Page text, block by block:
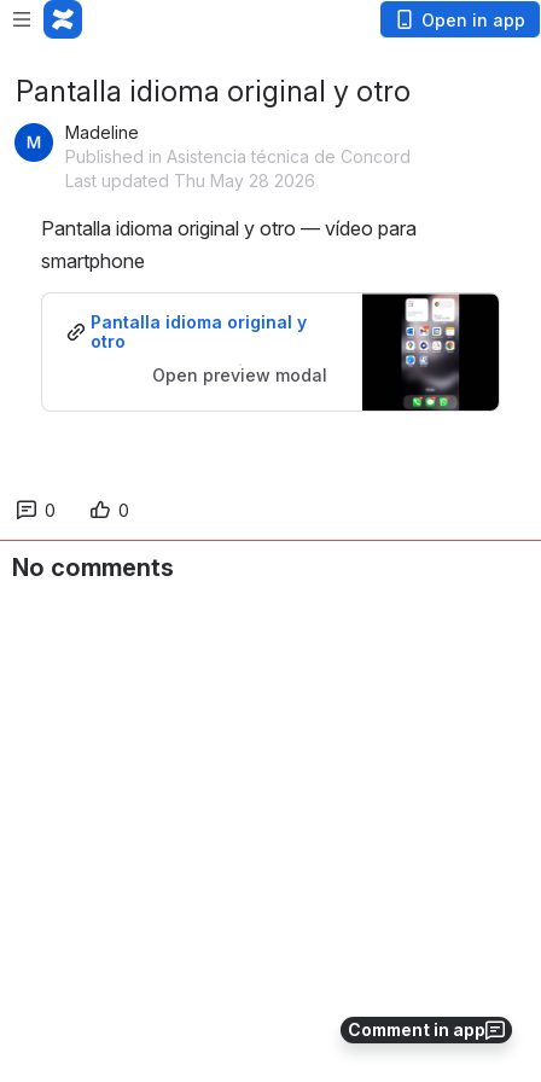
Open in app
Comment in app
Pantalla idioma original y otro
Madeline
Published in Asistencia técnica de Concord
Last updated Thu May 28 2026
Pantalla idioma original y otro — vídeo para
smartphone
Pantalla idioma original y
otro
Open preview modal
0 0
No comments